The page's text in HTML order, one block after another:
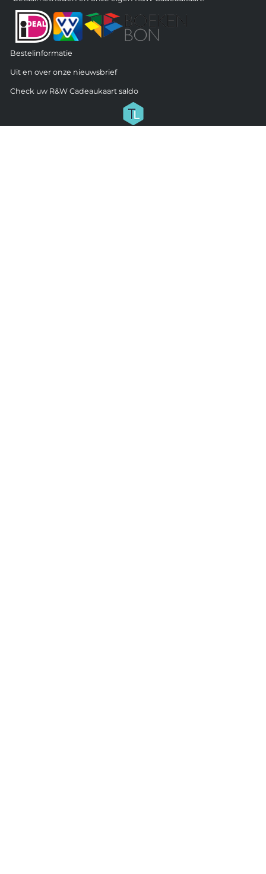
Bestelinformatie
Uit en over onze nieuwsbrief
Check uw R&W Cadeaukaart saldo